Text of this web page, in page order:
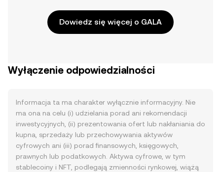
Dowiedz się więcej o GALA
Wyłączenie odpowiedzialności
Informacja ta ma charakter wyłącznie informacyjny. Nie
ma ona na celu (i) udzielania porad ani rekomendacji
inwestycyjnych, (ii) prezentowania ofert lub nakłaniania do
kupna, sprzedaży lub przechowywania aktywów
cyfrowych ani (iii) porad finansowych, księgowych,
prawnych lub podatkowych. Aktywa cyfrowe, w tym
stablecoiny i NFT, podlegają zmienności rynkowej, wiążą